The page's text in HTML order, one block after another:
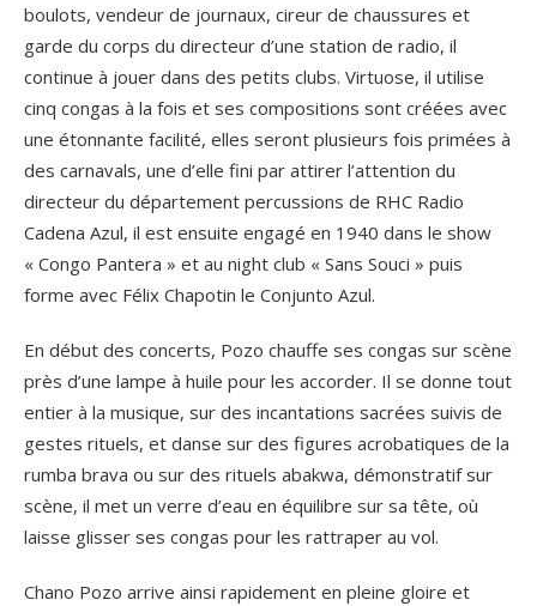
boulots, vendeur de journaux, cireur de chaussures et
garde du corps du directeur d’une station de radio, il
continue à jouer dans des petits clubs. Virtuose, il utilise
cinq congas à la fois et ses compositions sont créées avec
une étonnante facilité, elles seront plusieurs fois primées à
des carnavals, une d’elle fini par attirer l’attention du
directeur du département percussions de RHC Radio
Cadena Azul, il est ensuite engagé en 1940 dans le show
« Congo Pantera » et au night club « Sans Souci » puis
forme avec Félix Chapotin le Conjunto Azul.
En début des concerts, Pozo chauffe ses congas sur scène
près d’une lampe à huile pour les accorder. Il se donne tout
entier à la musique, sur des incantations sacrées suivis de
gestes rituels, et danse sur des figures acrobatiques de la
rumba brava ou sur des rituels abakwa, démonstratif sur
scène, il met un verre d’eau en équilibre sur sa tête, où
laisse glisser ses congas pour les rattraper au vol.
Chano Pozo arrive ainsi rapidement en pleine gloire et